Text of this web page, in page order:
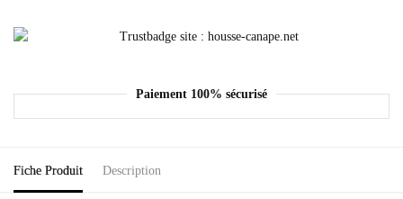
Paiement 100% sécurisé
Fiche Produit Description